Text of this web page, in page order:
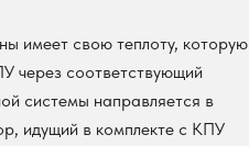
имеет свою теплоту, которую
через соответствующий
системы направляется в
идущий в комплекте с КПУ